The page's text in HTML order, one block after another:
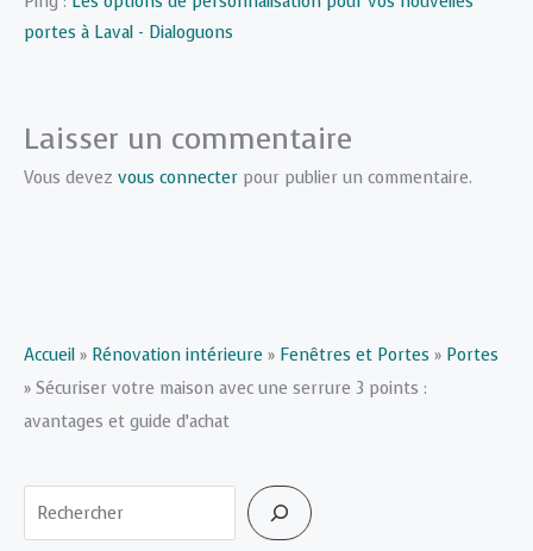
portes à Laval - Dialoguons
Laisser un commentaire
Vous devez vous connecter pour publier un commentaire.
Accueil » Rénovation intérieure » Fenêtres et Portes » Portes
» Sécuriser votre maison avec une serrure 3 points :
avantages et guide d’achat
Rechercher